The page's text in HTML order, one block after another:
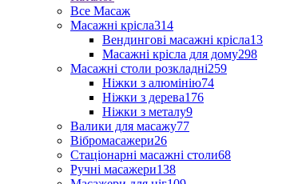
Все Масаж
Масажні крісла314
Вендингові масажні крісла13
Масажні крісла для дому298
Масажні столи розкладні259
Ніжки з алюмінію74
Ніжки з дерева176
Ніжки з металу9
Валики для масажу77
Вібромасажери26
Стаціонарні масажні столи68
Ручні масажери138